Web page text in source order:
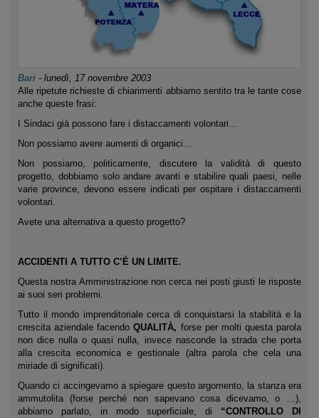
Bari - lunedì, 17 novembre 2003
Alle ripetute richieste di chiarimenti abbiamo sentito tra le tante cose
anche queste frasi:
I Sindaci già possono fare i distaccamenti volontari…
Non possiamo avere aumenti di organici...
Non possiamo, politicamente, discutere la validità di questo
progetto, dobbiamo solo andare avanti e stabilire quali paesi, nelle
varie province, devono essere indicati per ospitare i distaccamenti
volontari.
Avete una alternativa a questo progetto?
ACCIDENTI A TUTTO C’È UN LIMITE.
Questa nostra Amministrazione non cerca nei posti giusti le risposte
ai suoi seri problemi.
Tutto il mondo imprenditoriale cerca di conquistarsi la stabilità e la
crescita aziendale facendoQUALITÀ, forse per molti questa parola
non dice nulla o quasi nulla, invece nasconde la strada che porta
alla crescita economica e gestionale (altra parola che cela una
miriade di significati).
Quando ci accingevamo a spiegare questo argomento, la stanza era
ammutolita (forse perché non sapevano cosa dicevamo, o …),
abbiamo parlato, in modo superficiale, di “CONTROLLO DI